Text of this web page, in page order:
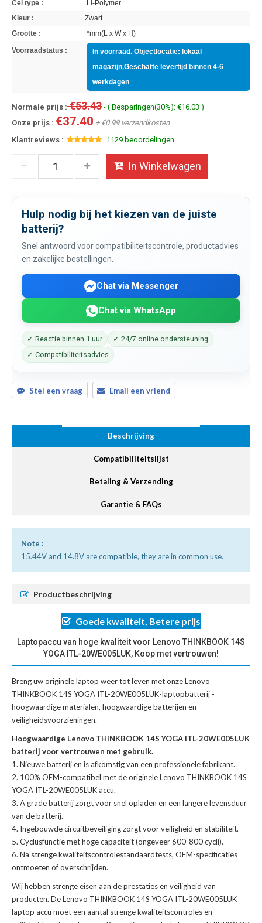
Cel type :
Li-Polymer
Kleur :
Zwart
Grootte :
*mm(L x W x H)
Voorraadstatus :
In voorraad. Objectlocatie: lokaal
magazijn.Geschatte levertijd binnen 4-6
werkdagen
Normale prijs :€53.43 - ( Besparingen(30%): €16.03 )
Onze prijs : €37.40 + €0.99 verzendkosten
Klantreviews :
1129 beoordelingen
In Winkelwagen
Hulp nodig bij het kiezen van de juiste
batterij?
Snel antwoord voor compatibiliteitscontrole, productadvies
en zakelijke bestellingen.
Chat via Messenger
Chat via WhatsApp
✓ Reactie binnen 1 uur
✓ 24/7 online ondersteuning
✓ Compatibiliteitsadvies
Stel een vraag Email een vriend
Beschrijving
Compatibiliteitslijst
Betaling & Verzending
Garantie & FAQs
Note :
15.44V and 14.8V are compatible, they are in common use.
Productbeschrijving
Goede kwaliteit, Betere prijs
Laptopaccu van hoge kwaliteit voor Lenovo THINKBOOK 14S
YOGA ITL-20WE005LUK, Koop met vertrouwen!
Breng uw originele laptop weer tot leven met onzeLenovo
THINKBOOK 14S YOGA ITL-20WE005LUK-laptopbatterij -
hoogwaardige materialen, hoogwaardige batterijen en
veiligheidsvoorzieningen.
Hoogwaardige Lenovo THINKBOOK 14S YOGA ITL-20WE005LUK
batterij voor vertrouwen met gebruik.
Nieuwe batterij en is afkomstig van een professionele fabrikant.
100% OEM-compatibel met deoriginele Lenovo THINKBOOK 14S
YOGA ITL-20WE005LUK accu.
A grade batterij zorgt voor snel opladen en een langere levensduur
van de batterij.
Ingebouwde circuitbeveiliging zorgt voor veiligheid en stabiliteit.
Cyclusfunctie met hoge capaciteit (ongeveer 600-800 cycli).
Na strenge kwaliteitscontrolestandaardtests, OEM-specificaties
ontmoeten of overschrijden.
Wij hebben strenge eisen aan de prestaties en veiligheid van
producten. DeLenovo THINKBOOK 14S YOGA ITL-20WE005LUK
laptop accu moet een aantal strenge kwaliteitscontroles en